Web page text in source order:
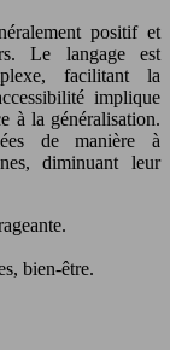
positif et
Le langage est
facilitant la
implique
à la généralisation.
de manière à
diminuant leur
bien-être.